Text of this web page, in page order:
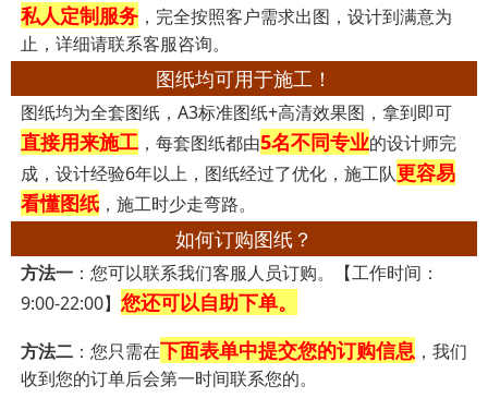
私人定制服务，完全按照客户需求出图，设计到满意为
止，详细请联系客服咨询。
图纸均可用于施工！
图纸均为全套图纸，A3标准图纸+高清效果图，拿到即可
直接用来施工，每套图纸都由5名不同专业的设计师完
成，设计经验6年以上，图纸经过了优化，施工队更容易
看懂图纸，施工时少走弯路。
如何订购图纸？
方法一：您可以联系我们客服人员订购。【工作时间：
9:00-22:00】 您还可以自助下单。
方法二：您只需在下面表单中提交您的订购信息，我们
收到您的订单后会第一时间联系您的。